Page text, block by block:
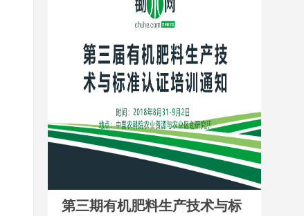
第三期有机肥料生产技术与标